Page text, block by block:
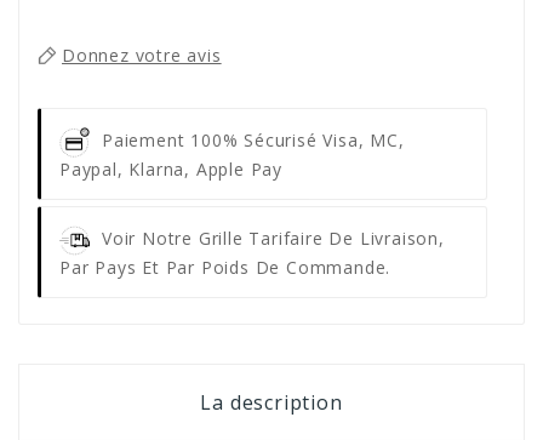
Donnez votre avis
Paiement 100% SécuriséVisa, MC,
Paypal, Klarna, Apple Pay
Voir Notre Grille Tarifaire De Livraison,
Par Pays Et Par Poids De Commande.
La description